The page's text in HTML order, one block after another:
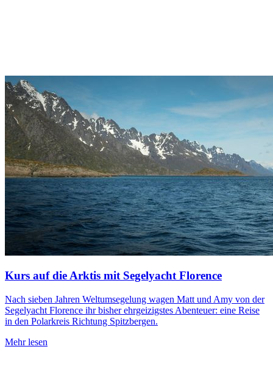
Kurs auf die Arktis mit Segelyacht Florence
Nach sieben Jahren Weltumsegelung wagen Matt und Amy von der
Segelyacht Florence ihr bisher ehrgeizigstes Abenteuer: eine Reise
in den Polarkreis Richtung Spitzbergen.
Mehr lesen